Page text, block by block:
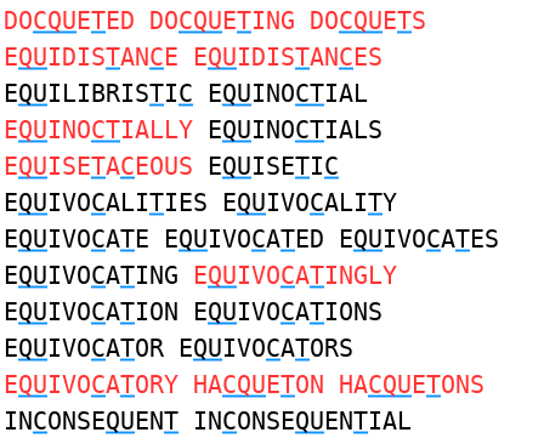
DOCQUETED DOCQUETING DOCQUETS
EQUIDISTANCE EQUIDISTANCES
EQUILIBRISTIC EQUINOCTIAL
EQUINOCTIALLY EQUINOCTIALS
EQUISETACEOUS EQUISETIC
EQUIVOCALITIES EQUIVOCALITY
EQUIVOCATE EQUIVOCATED EQUIVOCATES
EQUIVOCATING EQUIVOCATINGLY
EQUIVOCATION EQUIVOCATIONS
EQUIVOCATOR EQUIVOCATORS
EQUIVOCATORY HACQUETON HACQUETONS
INCONSEQUENT INCONSEQUENTIAL